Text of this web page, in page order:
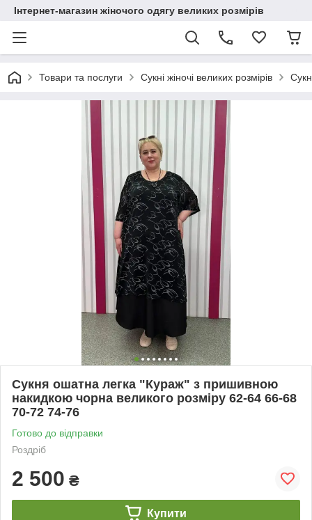
Інтернет-магазин жіночого одягу великих розмірів
Товари та послуги Сукні жіночі великих розмірів
Сукня ошатна легка "Кураж" з пришивною
накидкою чорна великого розміру 62-64 66-68
70-72 74-76
Готово до відправки
Роздріб
2 500 ₴
Купити